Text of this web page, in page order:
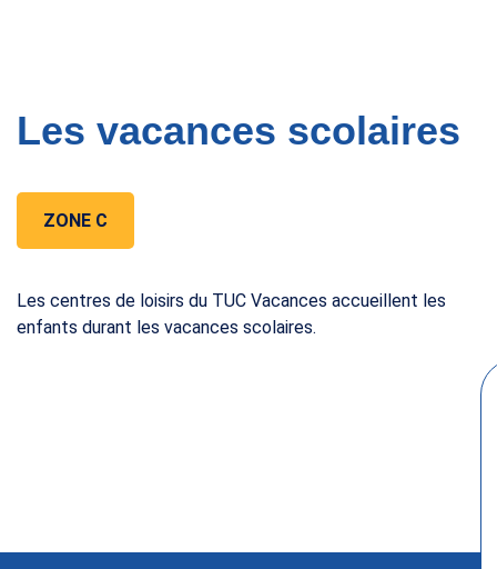
Les vacances scolaires
ZONE C
Les centres de loisirs du TUC Vacances accueillent les
enfants durant les vacances scolaires.